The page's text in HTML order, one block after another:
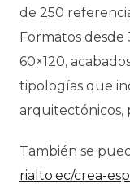
de 250
Formatos desde
60×120,
tipologías que
arquitectónicos,
También se
rialto.ec/crea-